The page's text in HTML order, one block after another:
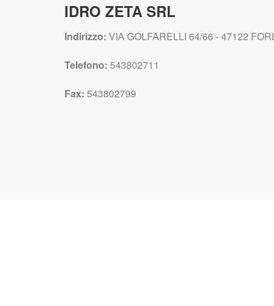
IDRO ZETA SRL
Indirizzo: VIA GOLFARELLI 64/66 - 47122
Telefono: 543802711
Fax: 543802799